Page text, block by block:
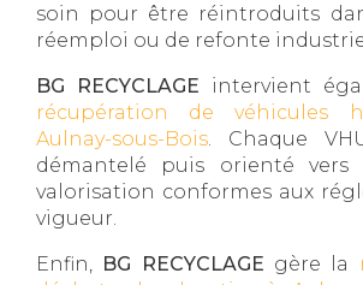
soin pour être réintroduits
réemploi ou de refonte
BG RECYCLAGE intervient
récupération de véhicules
Aulnay-sous-Bois. Chaque
démantelé puis orienté vers
valorisation conformes aux
vigueur.
Enfin, BG RECYCLAGE gère la